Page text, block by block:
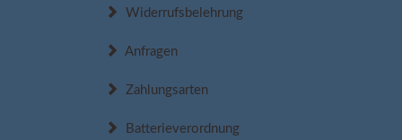
Widerrufsbelehrung
Anfragen
Zahlungsarten
Batterieverordnung